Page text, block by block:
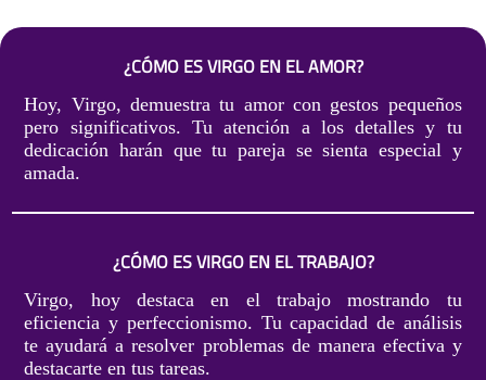
¿CÓMO ES VIRGO EN EL AMOR?
Hoy, Virgo, demuestra tu amor con gestos pequeños
pero significativos. Tu atención a los detalles y tu
dedicación harán que tu pareja se sienta especial y
amada.
¿CÓMO ES VIRGO EN EL TRABAJO?
Virgo, hoy destaca en el trabajo mostrando tu
eficiencia y perfeccionismo. Tu capacidad de análisis
te ayudará a resolver problemas de manera efectiva y
destacarte en tus tareas.